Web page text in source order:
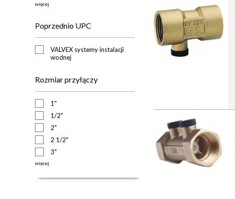
więcej
Poprzednio UPC
VALVEX systemy instalacji
wodnej
Rozmiar przyłączy
1"
1/2"
2"
2 1/2"
3"
więcej